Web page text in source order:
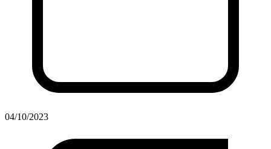
04/10/2023